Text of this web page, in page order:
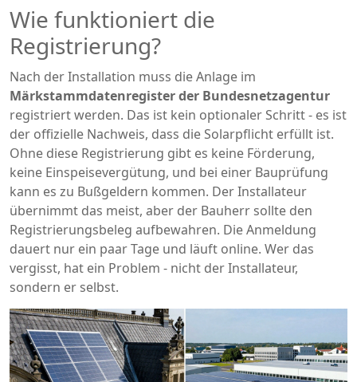
Wie funktioniert die
Registrierung?
Nach der Installation muss die Anlage im
Märkstammdatenregister der Bundesnetzagentur
registriert werden. Das ist kein optionaler Schritt - es ist
der offizielle Nachweis, dass die Solarpflicht erfüllt ist.
Ohne diese Registrierung gibt es keine Förderung,
keine Einspeisevergütung, und bei einer Bauprüfung
kann es zu Bußgeldern kommen. Der Installateur
übernimmt das meist, aber der Bauherr sollte den
Registrierungsbeleg aufbewahren. Die Anmeldung
dauert nur ein paar Tage und läuft online. Wer das
vergisst, hat ein Problem - nicht der Installateur,
sondern er selbst.